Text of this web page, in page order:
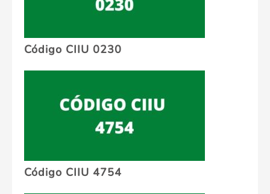
Código CIIU 0230
Código CIIU 4754